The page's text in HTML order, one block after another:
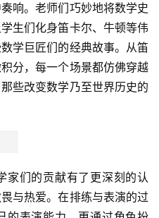
响。老师们巧妙地将数学史
生们化身笛卡尔、牛顿等伟
学巨匠们的经典故事。从笛
分，每一个场景都仿佛穿越
些改变数学乃至世界历史的
家们的贡献有了更深刻的认
与热爱。在排练与表演的过